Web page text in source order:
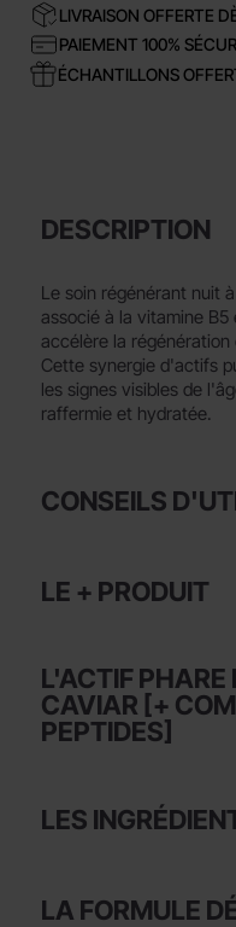
LIVRAISON OFFERTE
PAIEMENT 100%
ÉCHANTILLONS
DESCRIPTION
Le soin régénérant nuit
associé à la vitamine
accélère la
Cette synergie d'actifs
les signes visibles de
raffermie et hydratée.
CONSEILS
LE + PRODUIT
L'ACTIF PHARE
CAVIAR [+
PEPTIDES]
LES
LA FORMULE